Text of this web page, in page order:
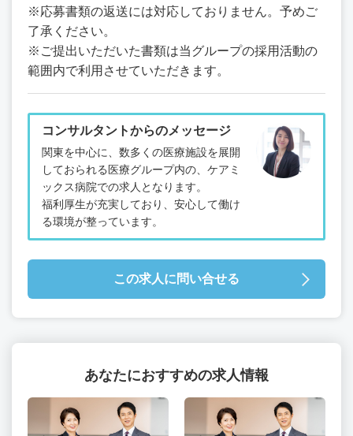
※応募書類の返送には対応しておりません。予めご
了承ください。
※ご提出いただいた書類は当グループの採用活動の
範囲内で利用させていただきます。
コンサルタントからのメッセージ
関東を中心に、数多くの医療施設を展開
しておられる医療グループ内の、ケアミ
ックス病院での求人となります。
福利厚生が充実しており、安心して働け
る環境が整っています。
この求人に問い合せる
あなたにおすすめの求人情報